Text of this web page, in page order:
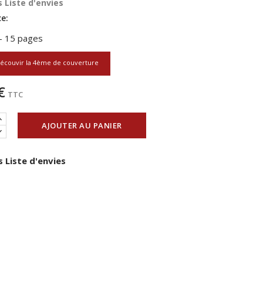
Liste d'envies
15 pages
la 4ème de couverture
TTC
AJOUTER AU PANIER
Liste d'envies